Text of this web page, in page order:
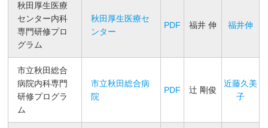
秋田厚生医療
センター内科
専門研修プロ
グラム
秋田厚生医療セ
ンター
PDF 福井 伸 福井伸
市立秋田総合
病院内科専門
研修プログラ
ム
市立秋田総合病
院
PDF 辻 剛俊
近藤久美
子